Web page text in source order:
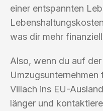
einer entspannten
was dir mehr
Also, wenn du auf
Villach ins EU-
länger und